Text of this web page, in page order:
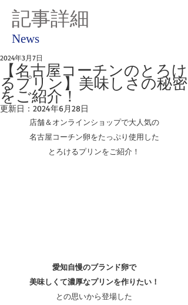
記事詳細
News
【名古屋コーチンのとろけ
るプリン】美味しさの秘密
をご紹介！
2024年3月7日
更新日： 2024年6月28日
店舗＆オンラインショップで大人気の
名古屋コーチン卵をたっぷり使用した
とろけるプリンをご紹介！
愛知自慢のブランド卵で
美味しくて濃厚なプリンを作りたい！
との思いから登場した